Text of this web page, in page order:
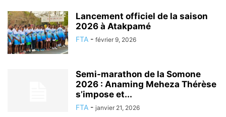
Lancement officiel de la saison
2026 à Atakpamé
FTA - février 9, 2026
Semi-marathon de la Somone
2026 : Anaming Meheza Thérèse
s’impose et...
FTA - janvier 21, 2026